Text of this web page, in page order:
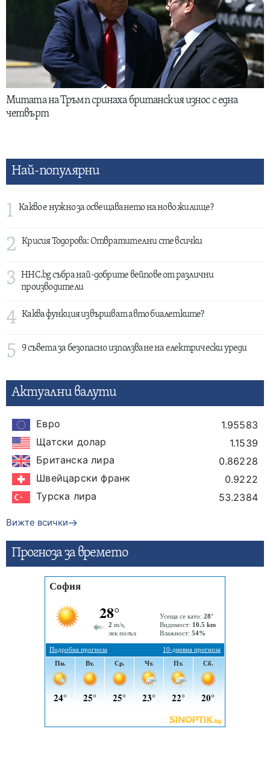
Митата на Тръмп сринаха британския износ с една
четвърт
Най-популярни
1 Какво е нужно за освещаването на ново жилище?
2 Крисия Тодорова: Отвратителни сте всички
3
HHC.bg събра най-добрите вейпове от различни
производители
4 Каква функция извършват авто биалетките?
5 9 съвета за безопасно използване на електрически уреди
Актуални валути
Евро
1.95583
Щатски долар
1.1539
Британска лира
0.86228
Швейцарски франк
0.9222
Турска лира
53.2384
Вижте всички
Прогнозa за времето